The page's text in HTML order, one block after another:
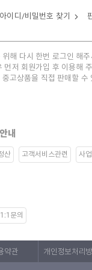
아이디/비밀번호 찾기
해 다시 한번 로그인 해
먼저 회원가입 후 이용해
고상품을 직접 판매할 수
내
산 고객서비스관련 사
문의
약관 개인정보처리